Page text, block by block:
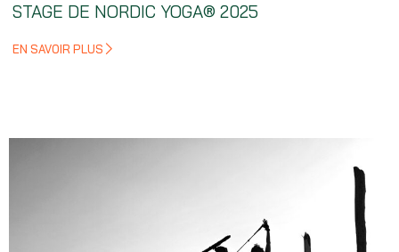
STAGE DE NORDIC YOGA® 2025
EN SAVOIR PLUS